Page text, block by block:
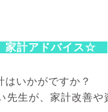
計アドバイス☆
はいかがですか？
生が、家計改善や